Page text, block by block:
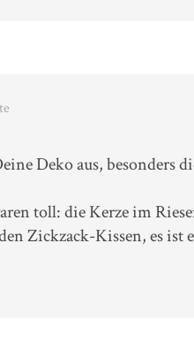
Deko aus, besonders
toll: die Kerze im
Zickzack-Kissen, es ist